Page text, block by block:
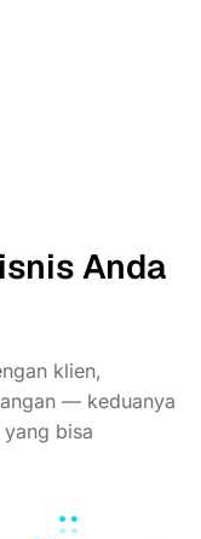
Anda
klien,
— keduanya
bisa